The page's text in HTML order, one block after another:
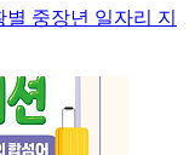
중장년 일자리 지